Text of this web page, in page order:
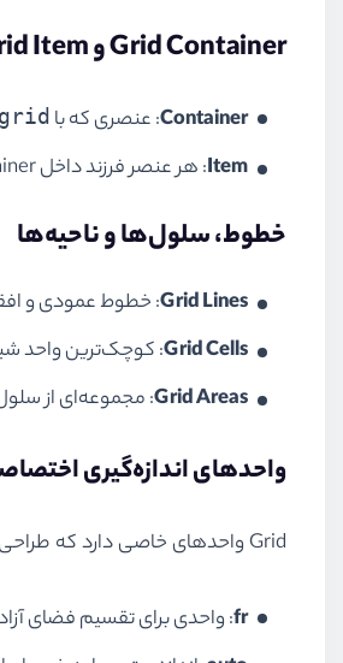
Grid Container و Grid Item
Container: عنصری که با
Item: هر عنصر فرزند داخل Container که در یکی از خانه‌های شبکه قرار می‌گیرد.
خطوط، سلول‌ها و ناحیه‌ها
Grid Lines: خطوط عمودی و
Grid Cells: کوچک‌ترین واحد
Grid Areas: مجموعه‌ای از
واحدهای اندازه‌گیری
Grid واحدهای خاصی دارد که طراحی را منعطف می‌کنند:
fr: واحدی برای تقسیم فضای